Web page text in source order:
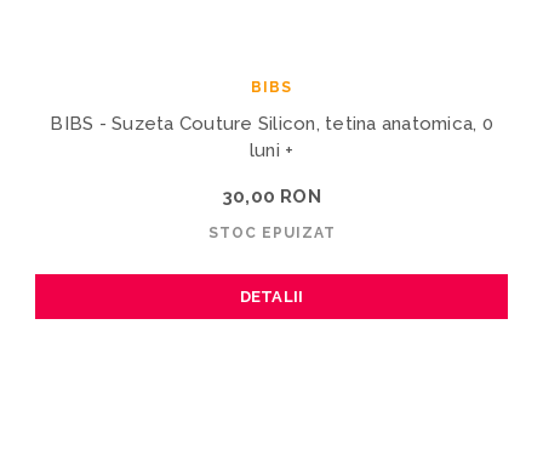
BIBS
BIBS - Suzeta Couture Silicon, tetina anatomica, 0
luni +
30,00 RON
STOC EPUIZAT
DETALII